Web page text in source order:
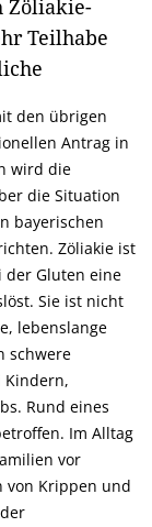
Zöliakie-
Teilhabe
den übrigen
Antrag in
wird die
die Situation
bayerischen
Zöliakie ist
der Gluten eine
Sie ist nicht
lebenslange
schwere
Kindern,
Rund eines
Im Alltag
vor
von Krippen und